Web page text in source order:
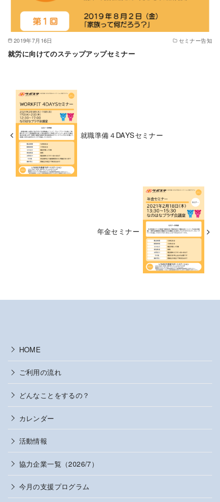
2019年7月16日 セミナー告知
就労に向けてのステップアップセミナー
就職準備４DAYSセミナー
年金セミナー
HOME
ご利用の流れ
どんなことをするの？
カレンダー
活動情報
協力企業一覧（2026/7）
今月の支援プログラム